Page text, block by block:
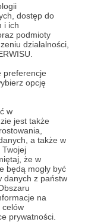
dostęp do
i ich
podmioty
działalności,
preferencje
opcję
w
jest także
a także w
że w
będą mogły być
danych z państw
na
celów
prywatności.
Kreski